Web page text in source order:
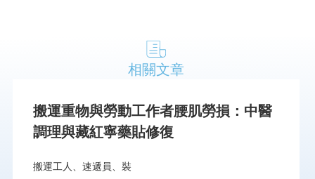
相關文章
搬運重物與勞動工作者腰肌勞損：中醫
調理與藏紅寧藥貼修復
搬運工人、速遞員、裝